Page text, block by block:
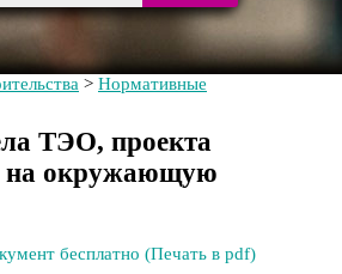
> Нормативные
ТЭО, проекта
на окружающую
бесплатно (Печать в pdf)